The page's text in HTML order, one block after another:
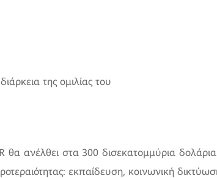
της ομιλίας του
ανέλθει στα 300 δισεκατομμύρια
εκπαίδευση, κοινωνική